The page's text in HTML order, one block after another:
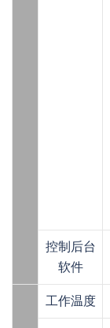
控制后台
软件
工作温度